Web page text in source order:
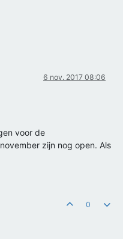
6 nov. 2017 08:06
voor de
zijn nog open. Als
0